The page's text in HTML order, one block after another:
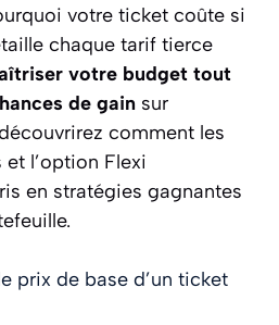
votre ticket coûte si
chaque tarif tierce
votre budget tout
de gain sur
comment les
l’option Flexi
en stratégies gagnantes
prix de base d’un ticket